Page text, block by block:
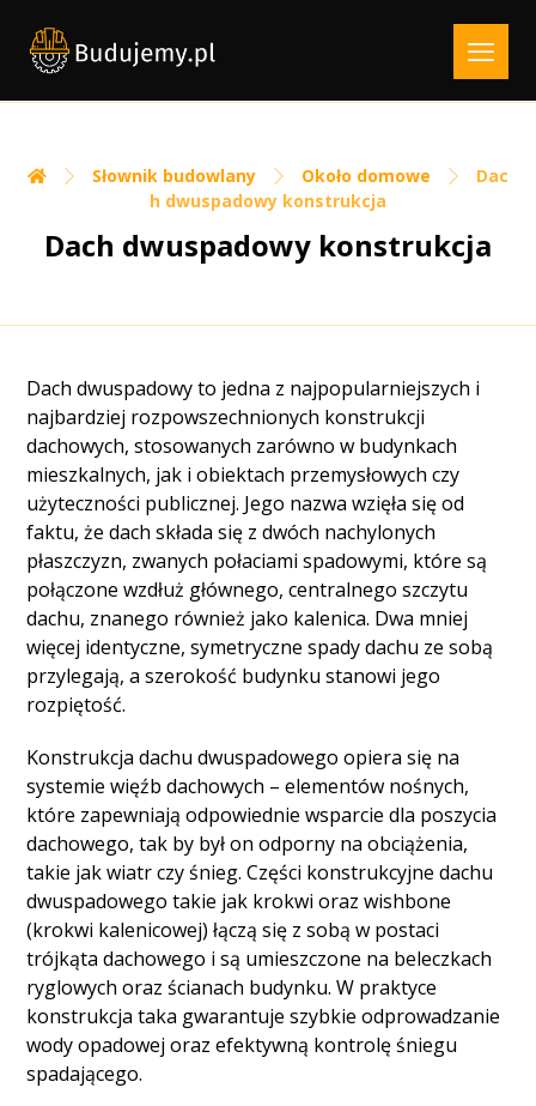
Słownik budowlany Około domowe
Dac
h dwuspadowy konstrukcja
Dach dwuspadowy konstrukcja
Dach dwuspadowy to jedna z najpopularniejszych i
najbardziej rozpowszechnionych konstrukcji
dachowych, stosowanych zarówno w budynkach
mieszkalnych, jak i obiektach przemysłowych czy
użyteczności publicznej. Jego nazwa wzięła się od
faktu, że dach składa się z dwóch nachylonych
płaszczyzn, zwanych połaciami spadowymi, które są
połączone wzdłuż głównego, centralnego szczytu
dachu, znanego również jako kalenica. Dwa mniej
więcej identyczne, symetryczne spady dachu ze sobą
przylegają, a szerokość budynku stanowi jego
rozpiętość.
Konstrukcja dachu dwuspadowego opiera się na
systemie więźb dachowych – elementów nośnych,
które zapewniają odpowiednie wsparcie dla poszycia
dachowego, tak by był on odporny na obciążenia,
takie jak wiatr czy śnieg. Części konstrukcyjne dachu
dwuspadowego takie jak krokwi oraz wishbone
(krokwi kalenicowej) łączą się z sobą w postaci
trójkąta dachowego i są umieszczone na beleczkach
ryglowych oraz ścianach budynku. W praktyce
konstrukcja taka gwarantuje szybkie odprowadzanie
wody opadowej oraz efektywną kontrolę śniegu
spadającego.